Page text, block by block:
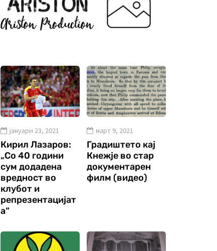
јануари 23, 2021
Кирил Лазаров:
„Со 40 години
сум додадена
вредност во
клубот и
репрезентацијат
а“
март 9, 2021
Градиштето кај
Кнежје во стар
документарен
филм (видео)